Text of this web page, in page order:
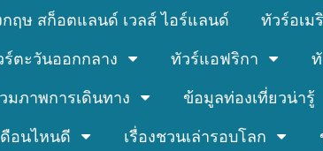
กฤษ สก็อตแลนด์ เวลส์ ไอร์แลนด์ ทัวร์อเม
ร์ตะวันออกกลาง ทัวร์แอฟริกา
มภาพการเดินทาง ข้อมูลท่องเที่ยวน่ารู้
ดือนไหนดี เรื่องชวนเล่ารอบโลก